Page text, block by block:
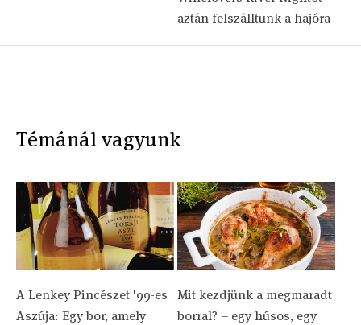
aztán felszálltunk a hajóra
Témánál vagyunk
A Lenkey Pincészet '99-es
Aszúja: Egy bor, amely
Mit kezdjünk a megmaradt
borral? – egy húsos, egy